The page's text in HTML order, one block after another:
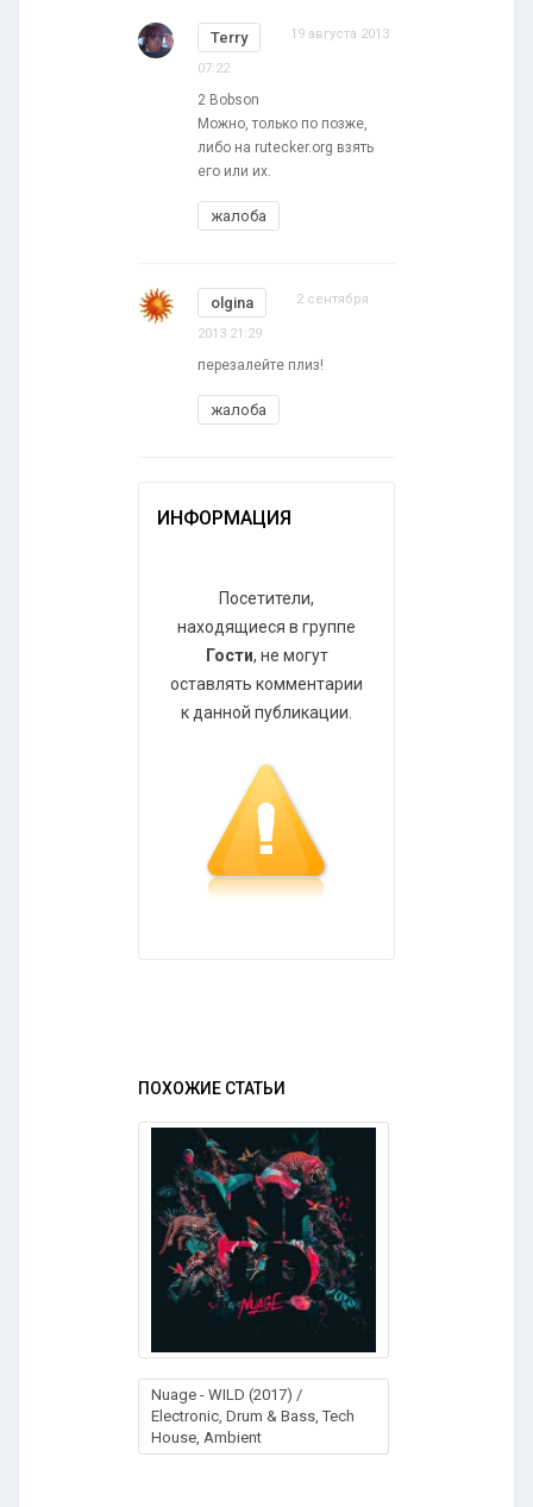
Terry 19 августа 2013
07:22
2 Bobson
Можно, только по позже,
либо на rutecker.org взять
его или их.
жалоба
olgina 2 сентября
2013 21:29
перезалейте плиз!
жалоба
ИНФОРМАЦИЯ
Посетители,
находящиеся в группе
Гости, не могут
оставлять комментарии
к данной публикации.
ПОХОЖИЕ СТАТЬИ
Nuage - WILD (2017) /
Electronic, Drum & Bass, Tech
House, Ambient